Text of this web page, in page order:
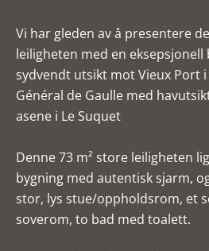
Vi har gleden av å presentere
leiligheten med en eksepsjonell
sydvendt utsikt mot Vieux Port i
Général de Gaulle med
asene i Le Suquet
Denne 73 m² store leiligheten
bygning med autentisk sjarm,
stor, lys stue/oppholdsrom, et
soverom, to bad med toalett.